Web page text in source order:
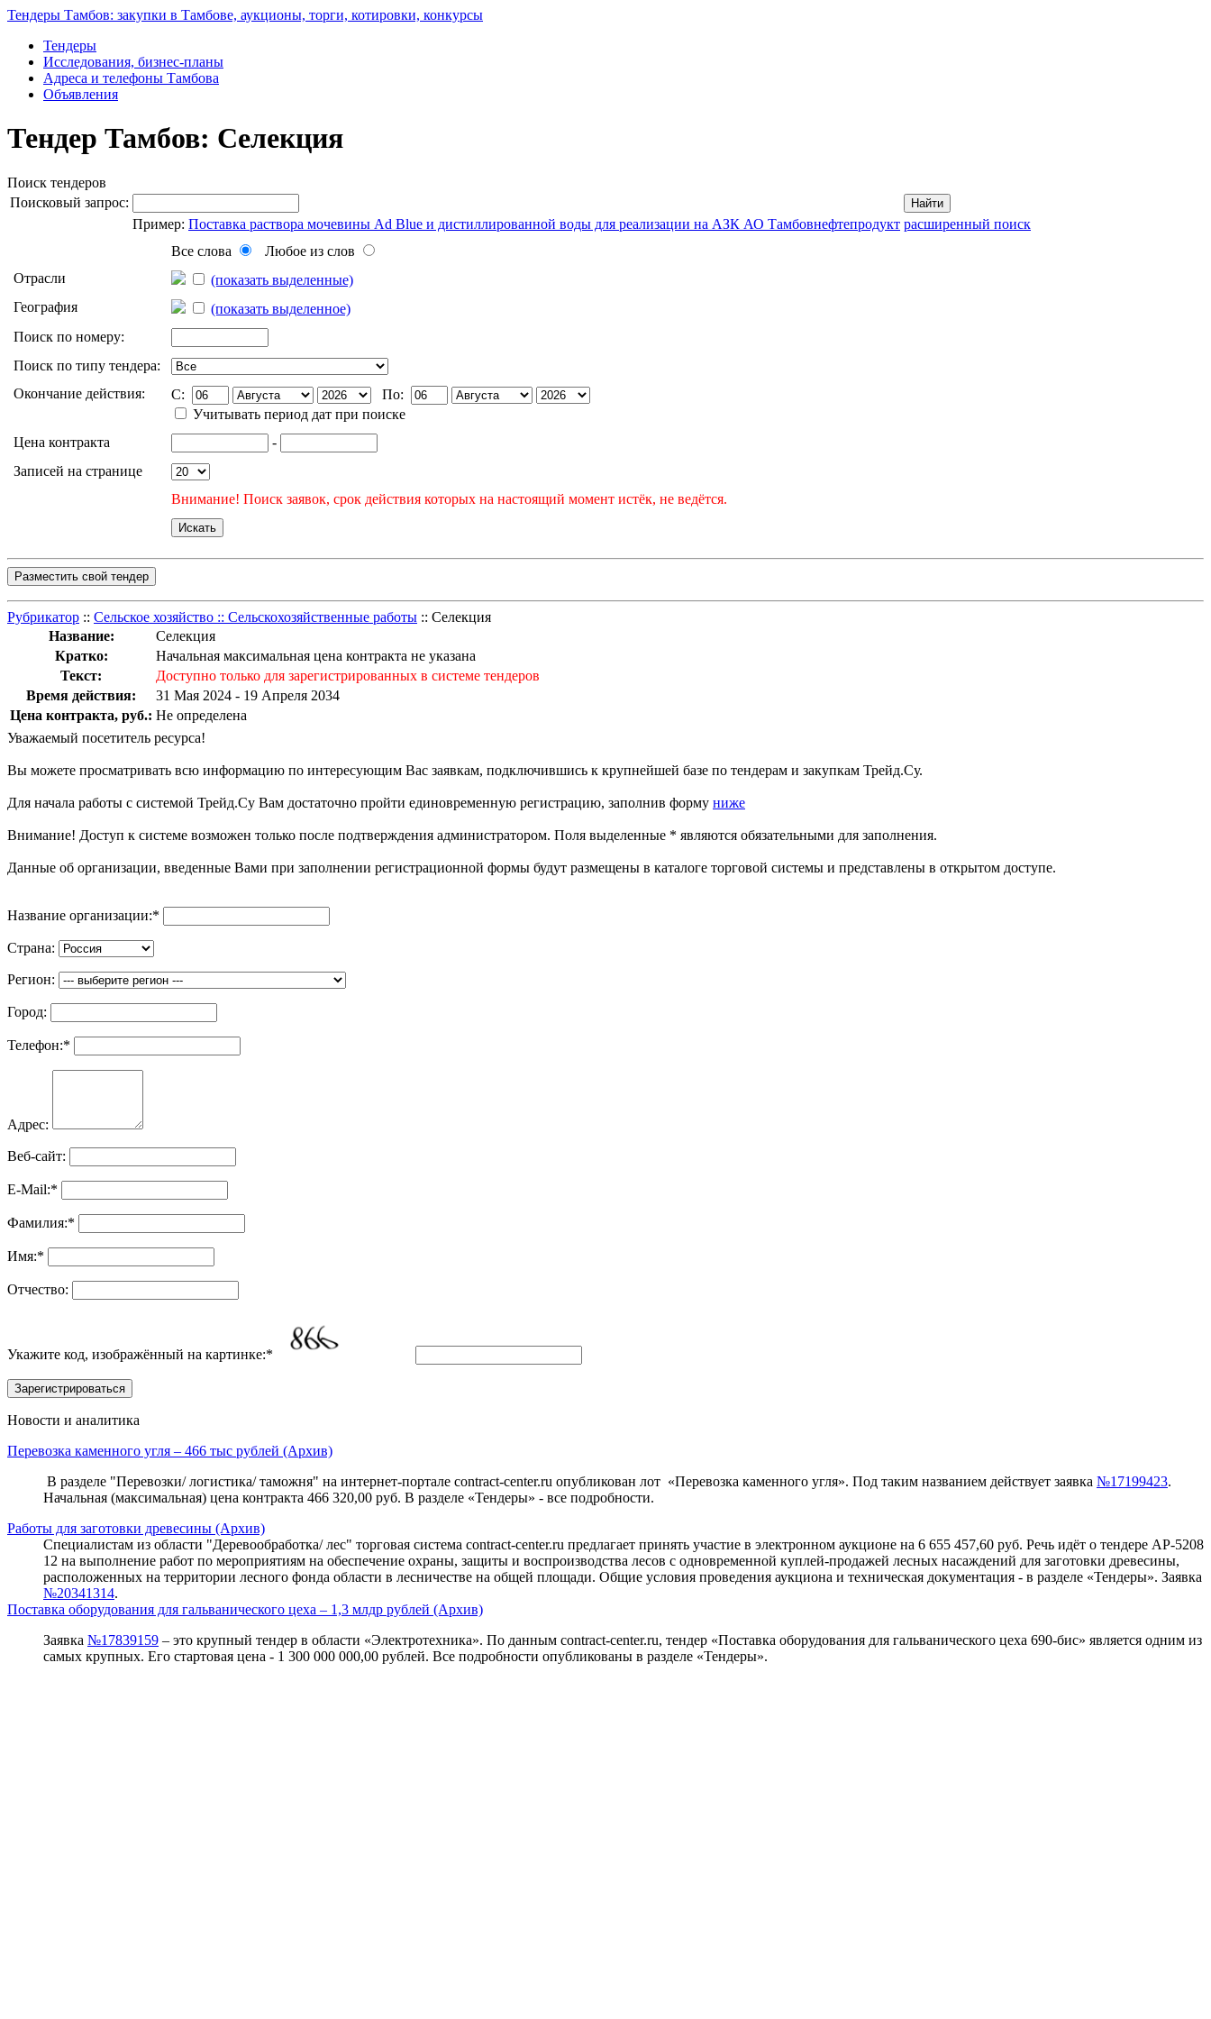
Тендеры Тамбов: закупки в Тамбове, аукционы, торги, котировки, конкурсы
Тендеры
Исследования, бизнес-планы
Адреса и телефоны Тамбова
Объявления
Тендер Тамбов: Селекция
Поиск тендеров
Поисковый запрос:
Найти
Пример: Поставка раствора мочевины Ad Blue и дистиллированной воды для реализации на АЗК АО Тамбовнефтепродукт расширенный поиск
Все слова
Любое из слов
Отрасли
(показать выделенные)
География
(показать выделенное)
Поиск по номеру:
Поиск по типу тендера:
Окончание действия:
C:
По:
Учитывать период дат при поиске
Цена контракта
-
Записей на странице
Внимание! Поиск заявок, срок действия которых на настоящий момент истёк, не ведётся.
Разместить свой тендер
Рубрикатор :: Сельское хозяйство :: Сельскохозяйственные работы :: Селекция
Название:
Селекция
Кратко:
Начальная максимальная цена контракта не указана
Текст:
Доступно только для зарегистрированных в системе тендеров
Время действия:
31 Мая 2024 - 19 Апреля 2034
Цена контракта, руб.: Не определена
Уважаемый посетитель ресурса!
Вы можете просматривать всю информацию по интересующим Вас заявкам, подключившись к крупнейшей базе по тендерам и закупкам Трейд.Су.
Для начала работы с системой Трейд.Су Вам достаточно пройти единовременную регистрацию, заполнив форму ниже
Внимание! Доступ к системе возможен только после подтверждения администратором. Поля выделенные * являются обязательными для заполнения.
Данные об организации, введенные Вами при заполнении регистрационной формы будут размещены в каталоге торговой системы и представлены в открытом доступе.
Название организации:*
Страна:
Регион:
Город:
Телефон:*
Адрес:
Веб-сайт:
E-Mail:*
Фамилия:*
Имя:*
Отчество:
Укажите код, изображённый на картинке:*
Новости и аналитика
Перевозка каменного угля – 466 тыс рублей (Архив)
В разделе "Перевозки/ логистика/ таможня" на интернет-портале contract-center.ru опубликован лот «Перевозка каменного угля». Под таким названием действует заявка №17199423.
Начальная (максимальная) цена контракта 466 320,00 руб. В разделе «Тендеры» - все подробности.
Работы для заготовки древесины (Архив)
Специалистам из области "Деревообработка/ лес" торговая система contract-center.ru предлагает принять участие в электронном аукционе на 6 655 457,60 руб. Речь идёт о тендере АР-5208
12 на выполнение работ по мероприятиям на обеспечение охраны, защиты и воспроизводства лесов с одновременной куплей-продажей лесных насаждений для заготовки древесины,
расположенных на территории лесного фонда области в лесничестве на общей площади. Общие условия проведения аукциона и техническая документация - в разделе «Тендеры». Заявка
№20341314.
Поставка оборудования для гальванического цеха – 1,3 млдр рублей (Архив)
Заявка №17839159 – это крупный тендер в области «Электротехника». По данным contract-center.ru, тендер «Поставка оборудования для гальванического цеха 690-бис» является одним из
самых крупных. Его стартовая цена - 1 300 000 000,00 рублей. Все подробности опубликованы в разделе «Тендеры».